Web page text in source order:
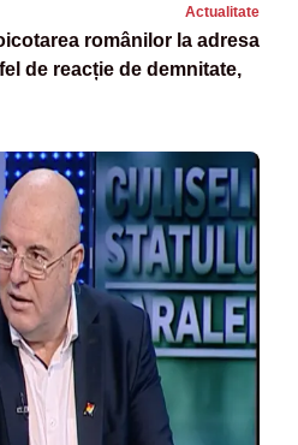
Actualitate
românilor la adresa
de reacție de demnitate,